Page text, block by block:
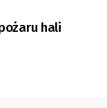
hali